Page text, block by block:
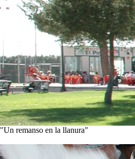
"Un remanso en la llanura"